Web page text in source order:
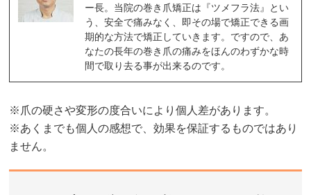
ー長。当院の巻き爪矯正は『ツメフラ法』とい
う、安全で痛みなく、即その場で矯正できる画
期的な方法で矯正していきます。ですので、あ
なたの長年の巻き爪の痛みをほんのわずかな時
間で取り去る事が出来るのです。
※爪の硬さや変形の度合いにより個人差があります。
※あくまでも個人の感想で、効果を保証するものではあり
ません。